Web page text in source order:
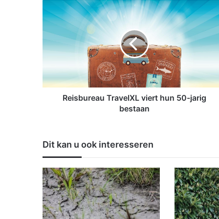
e
i
b
e
a
e
l
X
L
v
i
e
Reisbureau TravelXL viert hun 50-jarig
bestaan
Dit kan u ook interesseren